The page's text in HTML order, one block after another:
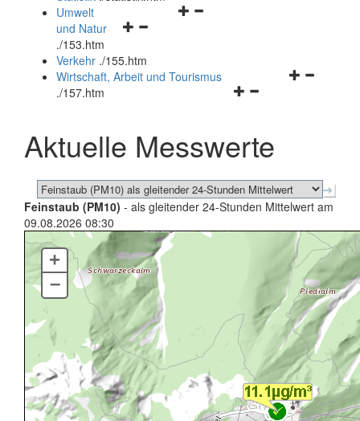
Navigationsmenü
Navigationsmenü
und
schließen
Umwelt
und Natur
./153.htm
Verkehr ./155.htm
Navigationsmenü
schließen
Wirtschaft, Arbeit und Tourismus
./157.htm
Aktuelle Messwerte
Feinstaub (PM10) - als gleitender 24-Stunden Mittelwert am
09.08.2026 08:30
+
–